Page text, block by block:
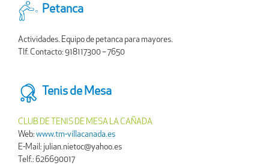
Petanca
Actividades. Equipo de petanca para mayores.
Tlf. Contacto: 918117300 – 7650
Tenis de Mesa
CLUB DE TENIS DE MESA LA CAÑADA
Web: www.tm-villacanada.es
E-Mail: julian.nietoc@yahoo.es
Telf.: 626690017